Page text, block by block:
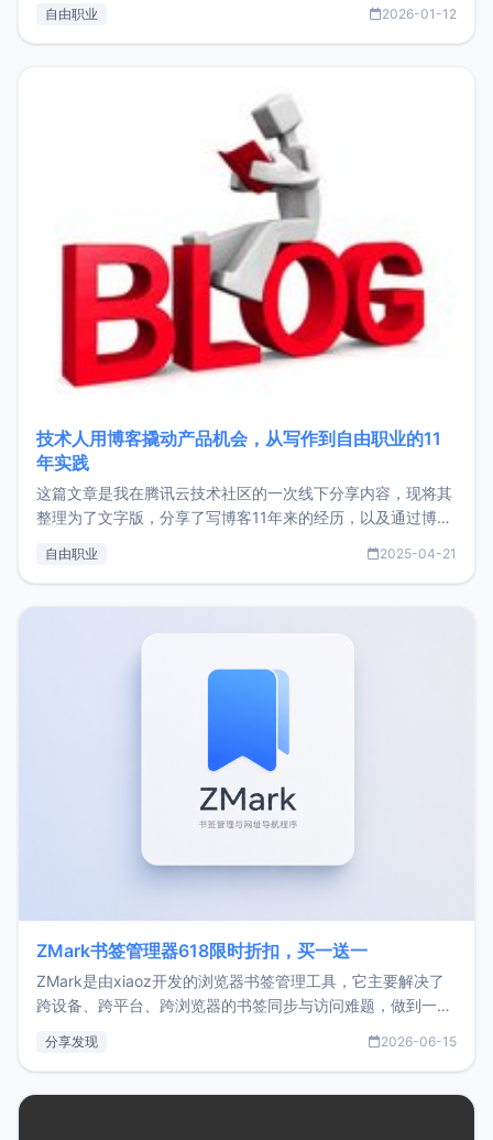
收入下降20%，但却过得很充实，2026年不求突破，但求保
自由职业 2026-01-12
技术人用博客撬动产品机会，从写作到自由职业的11
年实践
这篇文章是我在腾讯云技术社区的一次线下分享内容，现将其
整理为了文字版，分享了写博客11年来的经历，以及通过博客
了我的首个产品ImgURL的真实数据和产品现状。自我介绍大
自由职业 2025-04-21
ZMark书签管理器618限时折扣，买一送一
ZMark是由xiaoz开发的浏览器书签管理工具，它主要解决了
跨设备、跨平台、跨浏览器的书签同步与访问难题，做到一处
用，让管理更高效。ZMark官网地址：
分享发现 2026-06-15